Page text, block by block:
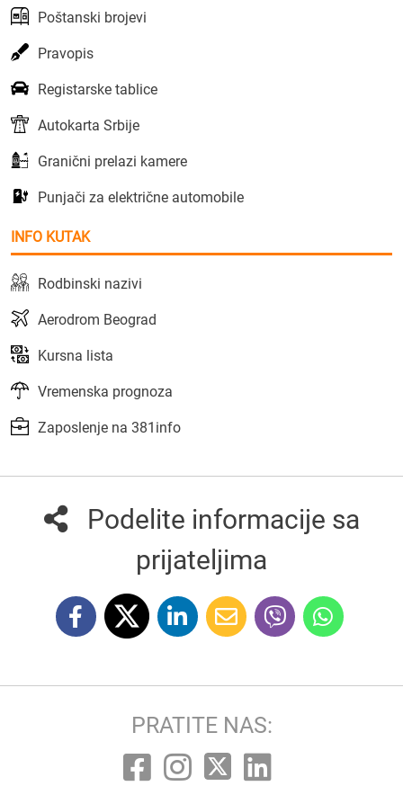
Poštanski brojevi
Pravopis
Registarske tablice
Autokarta Srbije
Granični prelazi kamere
Punjači za električne automobile
INFO KUTAK
Rodbinski nazivi
Aerodrom Beograd
Kursna lista
Vremenska prognoza
Zaposlenje na 381info
Podelite informacije sa
prijateljima
PRATITE NAS: